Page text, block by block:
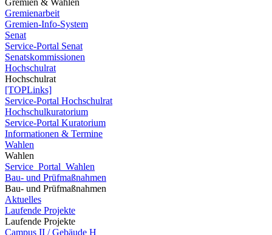
Gremien & Wahlen
Gremienarbeit
Gremien-Info-System
Senat
Service-Portal Senat
Senatskommissionen
Hochschulrat
Hochschulrat
[TOPLinks]
Service-Portal Hochschulrat
Hochschulkuratorium
Service-Portal Kuratorium
Informationen & Termine
Wahlen
Wahlen
Service_Portal_Wahlen
Bau- und Prüfmaßnahmen
Bau- und Prüfmaßnahmen
Aktuelles
Laufende Projekte
Laufende Projekte
Campus II / Gebäude H